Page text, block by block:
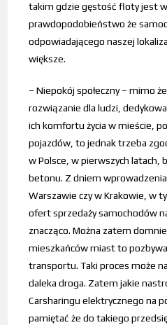
takim gdzie gęstość floty jest
prawdopodobieństwo że
odpowiadającego naszej
większe.
– Niepokój społeczny – mimo
rozwiązanie dla ludzi,
ich komfortu życia w mieście,
pojazdów, to jednak trzeba
w Polsce, w pierwszych latach,
betonu. Z dniem
Warszawie czy w Krakowie, w
ofert sprzedaży samochodów
znacząco. Można zatem
mieszkańców miast to
transportu. Taki proces może
daleka droga. Zatem jakie
Carsharingu elektrycznego na
pamiętać że do takiego